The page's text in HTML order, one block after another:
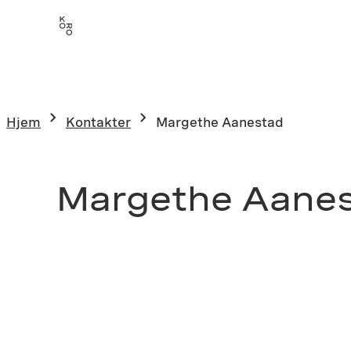
Hjem Kontakter Margethe Aanestad
Margethe